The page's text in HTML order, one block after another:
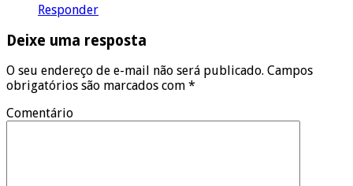
Responder
Deixe uma resposta
O seu endereço de e-mail não será publicado. Campos
obrigatórios são marcados com *
Comentário